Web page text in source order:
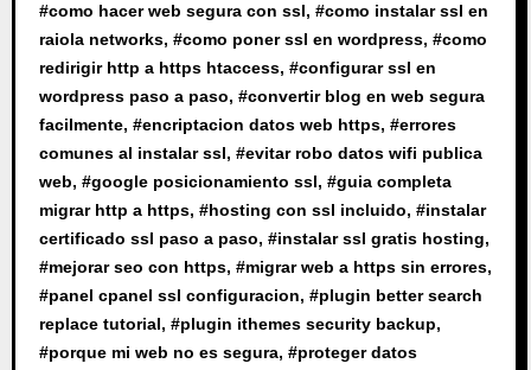
#como hacer web segura con ssl, #como instalar ssl en
raiola networks, #como poner ssl en wordpress, #como
redirigir http a https htaccess, #configurar ssl en
wordpress paso a paso, #convertir blog en web segura
facilmente, #encriptacion datos web https, #errores
comunes al instalar ssl, #evitar robo datos wifi publica
web, #google posicionamiento ssl, #guia completa
migrar http a https, #hosting con ssl incluido, #instalar
certificado ssl paso a paso, #instalar ssl gratis hosting,
#mejorar seo con https, #migrar web a https sin errores,
#panel cpanel ssl configuracion, #plugin better search
replace tutorial, #plugin ithemes security backup,
#porque mi web no es segura, #proteger datos